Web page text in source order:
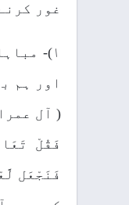
غور کرنے والے
۱)-
اور ہم
( آل
فَقُلْ
فَنَجْعَل